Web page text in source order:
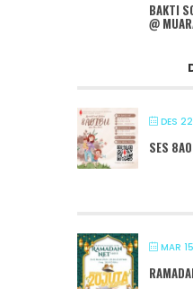
BAKTI
@
DES
SES
MAR